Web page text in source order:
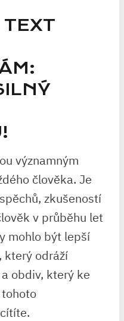
významným
člověka. Je
zkušeností
v‌ průběhu let
mohlo být lepší
který odráží
obdiv, který ke